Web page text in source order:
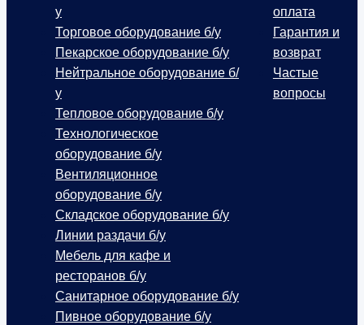
у
Торговое оборудование б/у
Пекарское оборудование б/у
Нейтральное оборудование б/
у
Тепловое оборудование б/у
Технологическое
оборудование б/у
Вентиляционное
оборудование б/у
Складское оборудование б/у
Линии раздачи б/у
Мебель для кафе и
ресторанов б/у
Санитарное оборудование б/у
Пивное оборудование б/у
оплата
Гарантия и
возврат
Частые
вопросы